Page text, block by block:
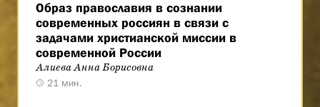
Образ православия в сознании
современных россиян в связи с
задачами христианской миссии в
современной России
Алиева Анна Борисовна
21 мин.